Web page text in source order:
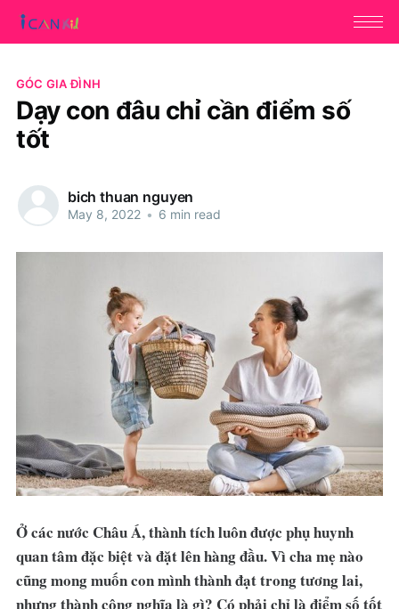
GÓC GIA ĐÌNH
Dạy con đâu chỉ cần điểm số
tốt
bich thuan nguyen
May 8, 2022 • 6 min read
Ở các nước Châu Á, thành tích luôn được phụ huynh
quan tâm đặc biệt và đặt lên hàng đầu. Vì cha mẹ nào
cũng mong muốn con mình thành đạt trong tương lai,
nhưng thành công nghĩa là gì? Có phải chỉ là điểm số tốt